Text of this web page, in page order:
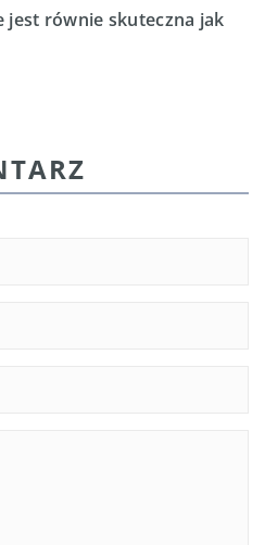
jest równie skuteczna jak